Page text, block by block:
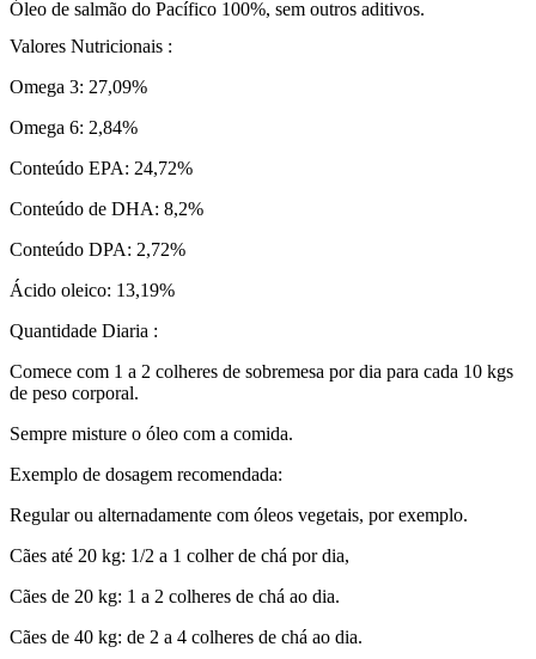
Óleo de salmão do Pacífico 100%, sem outros aditivos.
Valores Nutricionais :
Omega 3: 27,09%
Omega 6: 2,84%
Conteúdo EPA: 24,72%
Conteúdo de DHA: 8,2%
Conteúdo DPA: 2,72%
Ácido oleico: 13,19%
Quantidade Diaria :
Comece com 1 a 2 colheres de sobremesa por dia para cada 10 kgs
de peso corporal.
Sempre misture o óleo com a comida.
Exemplo de dosagem recomendada:
Regular ou alternadamente com óleos vegetais, por exemplo.
Cães até 20 kg: 1/2 a 1 colher de chá por dia,
Cães de 20 kg: 1 a 2 colheres de chá ao dia.
Cães de 40 kg: de 2 a 4 colheres de chá ao dia.